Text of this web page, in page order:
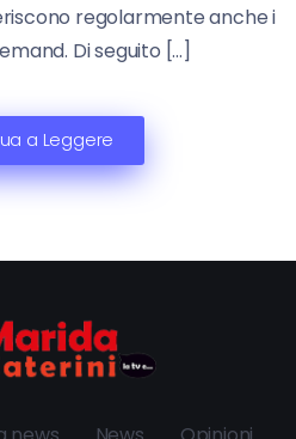
regolarmente anche i
Di seguito […]
a Leggere